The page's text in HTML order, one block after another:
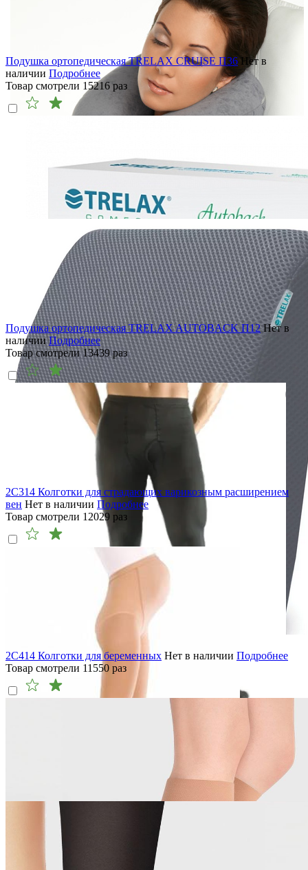
Подушка ортопедическая TRELAX CRUISE П36 Нет в
наличии Подробнее
Товар смотрели 15216 раз
Подушка ортопедическая TRELAX AUTOBACK П12 Нет в
наличии Подробнее
Товар смотрели13439раз
2C314 Колготки для страдающих варикозным расширением
вен Нет в наличии Подробнее
Товар смотрели 12029 раз
2C414 Колготки для беременных Нет в наличии Подробнее
Товар смотрели 11550 раз